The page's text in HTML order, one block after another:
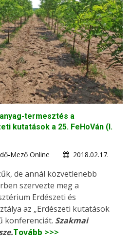
termesztés a
kutatások a 25. FeHoVán (I.
Mező Online
2018.02.17.
de annál közvetlenebb
szervezte meg a
Erdészeti és
az „Erdészeti kutatások
konferenciát. Szakmai
Tovább >>>